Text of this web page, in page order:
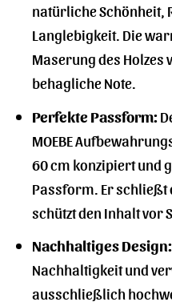
natürliche Schönheit,
Langlebigkeit. Die
Maserung des Holzes
behagliche Note.
Perfekte Passform:
MOEBE
60 cm konzipiert und
Passform. Er schließt
schützt den Inhalt vor
Nachhaltiges Design:
Nachhaltigkeit und
ausschließlich